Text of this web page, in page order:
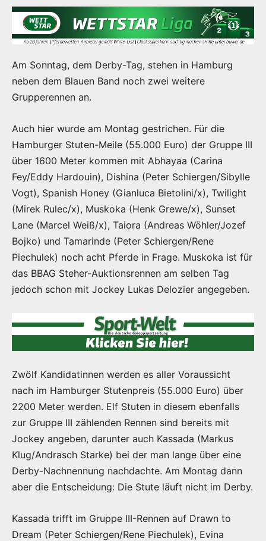
Am Sonntag, dem Derby-Tag, stehen in Hamburg
neben dem Blauen Band noch zwei weitere
Grupperennen an.
Auch hier wurde am Montag gestrichen. Für die
Hamburger Stuten-Meile (55.000 Euro) der Gruppe III
über 1600 Meter kommen mit Abhayaa (Carina
Fey/Eddy Hardouin), Dishina (Peter Schiergen/Sibylle
Vogt), Spanish Honey (Gianluca Bietolini/x), Twilight
(Mirek Rulec/x), Muskoka (Henk Grewe/x), Sunset
Lane (Marcel Weiß/x), Taiora (Andreas Wöhler/Jozef
Bojko) und Tamarinde (Peter Schiergen/Rene
Piechulek) noch acht Pferde in Frage. Muskoka ist für
das BBAG Steher-Auktionsrennen am selben Tag
jedoch schon mit Jockey Lukas Delozier angegeben.
Zwölf Kandidatinnen werden es aller Voraussicht
nach im Hamburger Stutenpreis (55.000 Euro) über
2200 Meter werden. Elf Stuten in diesem ebenfalls
zur Gruppe III zählenden Rennen sind bereits mit
Jockey angeben, darunter auch Kassada (Markus
Klug/Andrasch Starke) bei der man lange über eine
Derby-Nachnennung nachdachte. Am Montag dann
aber die Entscheidung: Die Stute läuft nicht im Derby.
Kassada trifft im Gruppe III-Rennen auf Drawn to
Dream (Peter Schiergen/Rene Piechulek), Evina